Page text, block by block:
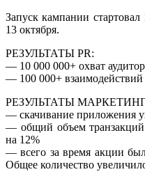
Запуск кампании
13 октября.
РЕЗУЛЬТАТЫ PR:
— 10 000 000+ охват
— 100 000+ взаимодействий
РЕЗУЛЬТАТЫ
— скачивание приложения
— общий объем транзакций
на 12%
— всего за время акции
Общее количество